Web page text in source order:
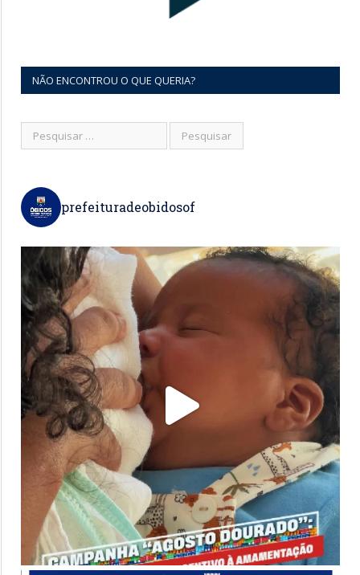
NÃO ENCONTROU O QUE QUERIA?
prefeituradeobidosof